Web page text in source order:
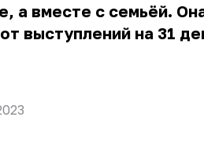
а вместе с семьёй.
выступлений на 31